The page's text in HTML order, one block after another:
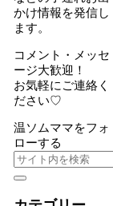
かけ情報を発信し
ます。
コメント・メッセ
ージ大歓迎！
お気軽にご連絡く
ださい♡
温ソムママをフォ
ローする